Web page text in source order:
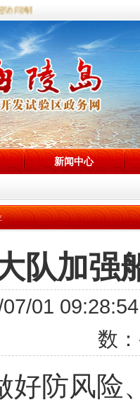
问海陵试验区政务网站！
新闻中心
队加强
07/01
数：
防风险